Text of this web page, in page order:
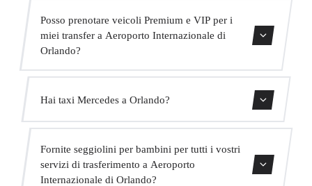
Posso prenotare veicoli Premium e VIP per i
miei transfer a Aeroporto Internazionale di
Orlando?
Sì, abbiamo veicoli Mercedes-Benz E-Class e S-Class per
il nostro servizio VIP. Puoi selezionarli durante il processo
di prenotazione.
Hai taxi Mercedes a Orlando?
servizi executive e VIP. Puoi richiederne uno al momento
della prenotazione.
Fornite seggiolini per bambini per tutti i vostri
servizi di trasferimento a Aeroporto
Internazionale di Orlando?